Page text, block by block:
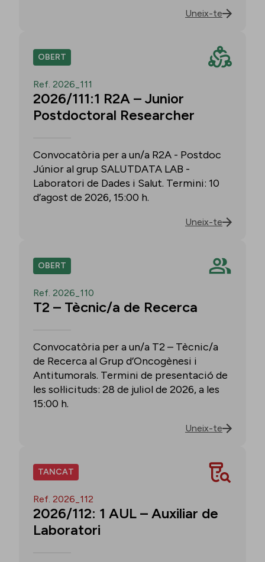
Uneix-te
OBERT
Ref. 2026_111
2026/111:1 R2A – Junior
Postdoctoral Researcher
Convocatòria per a un/a R2A - Postdoc
Júnior al grup SALUTDATA LAB -
Laboratori de Dades i Salut. Termini: 10
d’agost de 2026, 15:00 h.
Uneix-te
OBERT
Ref. 2026_110
T2 – Tècnic/a de Recerca
Convocatòria per a un/a T2 – Tècnic/a
de Recerca al Grup d’Oncogènesi i
Antitumorals. Termini de presentació de
les sol·licituds: 28 de juliol de 2026, a les
15:00 h.
Uneix-te
TANCAT
Ref. 2026_112
2026/112: 1 AUL – Auxiliar de
Laboratori